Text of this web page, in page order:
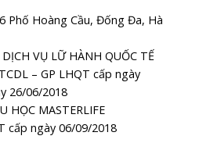
Phố Hoàng Cầu, Đống Đa, Hà
VỤ LỮ HÀNH QUỐC TẾ
– GP LHQT cấp ngày
26/06/2018
HỌC MASTERLIFE
cấp ngày 06/09/2018